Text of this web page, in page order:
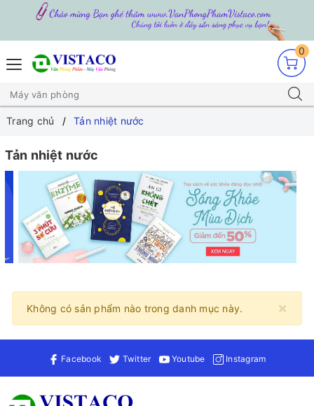
0
Trang chủ Tản nhiệt nước
Tản nhiệt nước
×
Không có sản phẩm nào trong danh mục này.
Facebook Twitter Youtube Instagram